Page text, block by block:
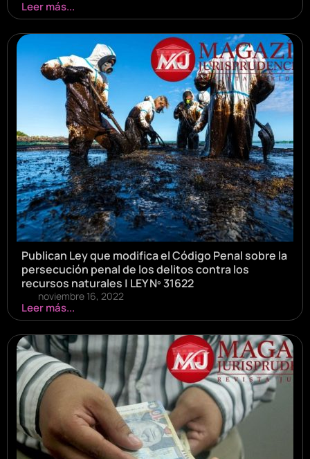
Leer más...
Publican Ley que modifica el Código Penal sobre la
persecución penal de los delitos contra los
recursos naturales | LEY Nº 31622
noviembre 16, 2022
Leer más...